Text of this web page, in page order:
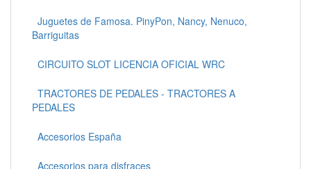
Juguetes de Famosa. PinyPon, Nancy, Nenuco,
Barriguitas
CIRCUITO SLOT LICENCIA OFICIAL WRC
TRACTORES DE PEDALES - TRACTORES A
PEDALES
Accesorios España
Accesorios para disfraces